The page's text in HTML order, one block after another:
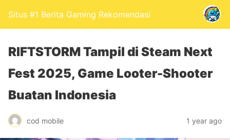
Situs #1 Berita Gaming Rekomendasi
RIFTSTORM Tampil di Steam Next
Fest 2025, Game Looter-Shooter
Buatan Indonesia
cod mobile 1 year ago